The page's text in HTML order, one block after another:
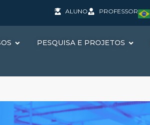
ALUNO PROFESSOR
PESQUISA E PROJETOS